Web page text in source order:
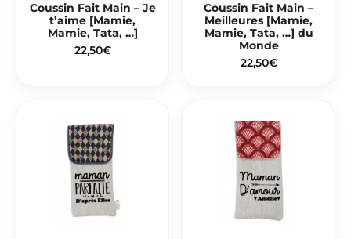
Coussin Fait Main – Je
t’aime [Mamie,
Mamie, Tata, …]
22,50€
Coussin Fait Main –
Meilleures [Mamie,
Mamie, Tata, …] du
Monde
22,50€